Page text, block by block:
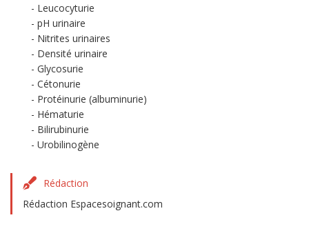
Leucocyturie
pH urinaire
Nitrites urinaires
Densité urinaire
Glycosurie
Cétonurie
Protéinurie (albuminurie)
Hématurie
Bilirubinurie
Urobilinogène
Rédaction
Rédaction Espacesoignant.com